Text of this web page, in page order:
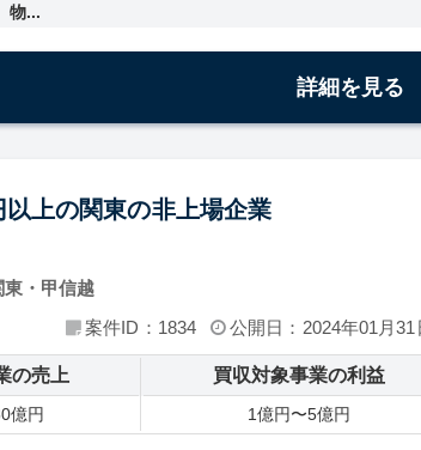
物...
詳細を見る
上の関東の非上場企業
・甲信越
案件ID：1834
公開日：2024年01月31
の売上
億円
買収対象事業の利益
1億円〜5億円